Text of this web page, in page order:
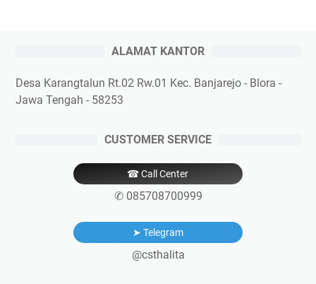
ALAMAT KANTOR
Desa Karangtalun Rt.02 Rw.01 Kec. Banjarejo - Blora -
Jawa Tengah - 58253
CUSTOMER SERVICE
☎ Call Center
✆ 085708700999
➤ Telegram
@csthalita